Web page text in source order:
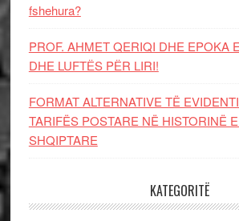
fshehura?
PROF. AHMET QERIQI DHE EPOKA
DHE LUFTЁS PЁR LIRI!
FORMAT ALTERNATIVE TË
TARIFËS POSTARE NË HISTORINË
SHQIPTARE
KATEGORITË